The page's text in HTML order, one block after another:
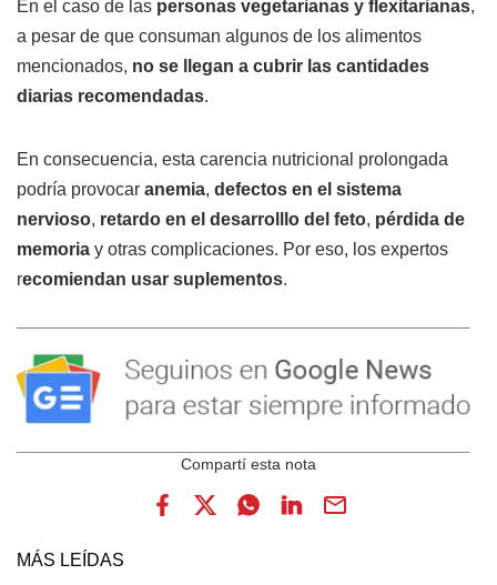
En el caso de las personas vegetarianas y flexitarianas,
a pesar de que consuman algunos de los alimentos
mencionados, no se llegan a cubrir las cantidades
diarias recomendadas.
En consecuencia, esta carencia nutricional prolongada
podría provocar anemia, defectos en el sistema
nervioso, retardo en el desarrolllo del feto, pérdida de
memoria y otras complicaciones. Por eso, los expertos
recomiendan usar suplementos.
MÁS LEÍDAS